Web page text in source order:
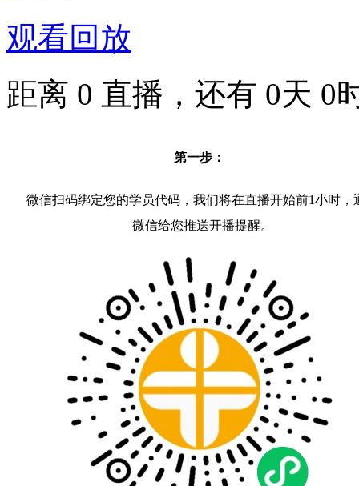
观看回放
距离 0 直播，还有 0天 0
第一步：
微信扫码绑定您的学员代码，我们将在直播开始前1小时，
微信给您推送开播提醒。